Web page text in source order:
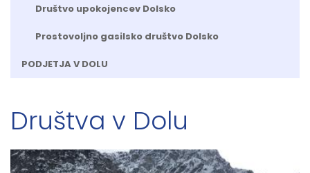
Društvo upokojencev Dolsko
Prostovoljno gasilsko društvo Dolsko
PODJETJA V DOLU
Društva v Dolu